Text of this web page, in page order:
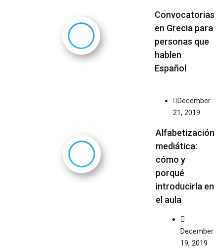
Convocatorias
en Grecia para
personas que
hablen
Español
December
21, 2019
Alfabetización
mediática:
cómo y
porqué
introducirla en
el aula
December
19, 2019